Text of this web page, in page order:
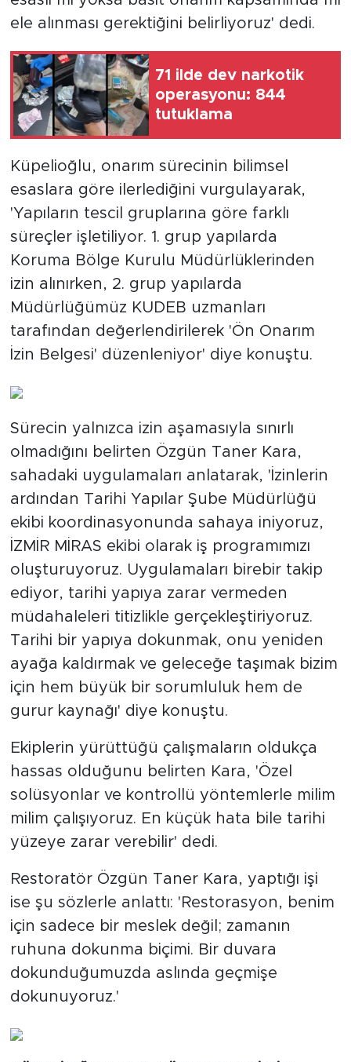
ele alınması gerektiğini belirliyoruz' dedi.
71 ilde dev narkotik
operasyonu: 844
tutuklama
Küpelioğlu, onarım sürecinin bilimsel
esaslara göre ilerlediğini vurgulayarak,
'Yapıların tescil gruplarına göre farklı
süreçler işletiliyor. 1. grup yapılarda
Koruma Bölge Kurulu Müdürlüklerinden
izin alınırken, 2. grup yapılarda
Müdürlüğümüz KUDEB uzmanları
tarafından değerlendirilerek 'Ön Onarım
İzin Belgesi' düzenleniyor' diye konuştu.
Sürecin yalnızca izin aşamasıyla sınırlı
olmadığını belirten Özgün Taner Kara,
sahadaki uygulamaları anlatarak, 'İzinlerin
ardından Tarihi Yapılar Şube Müdürlüğü
ekibi koordinasyonunda sahaya iniyoruz,
İZMİR MİRAS ekibi olarak iş programımızı
oluşturuyoruz. Uygulamaları birebir takip
ediyor, tarihi yapıya zarar vermeden
müdahaleleri titizlikle gerçekleştiriyoruz.
Tarihi bir yapıya dokunmak, onu yeniden
ayağa kaldırmak ve geleceğe taşımak bizim
için hem büyük bir sorumluluk hem de
gurur kaynağı' diye konuştu.
Ekiplerin yürüttüğü çalışmaların oldukça
hassas olduğunu belirten Kara, 'Özel
solüsyonlar ve kontrollü yöntemlerle milim
milim çalışıyoruz. En küçük hata bile tarihi
yüzeye zarar verebilir' dedi.
Restoratör Özgün Taner Kara, yaptığı işi
ise şu sözlerle anlattı: 'Restorasyon, benim
için sadece bir meslek değil; zamanın
ruhuna dokunma biçimi. Bir duvara
dokunduğumuzda aslında geçmişe
dokunuyoruz.'